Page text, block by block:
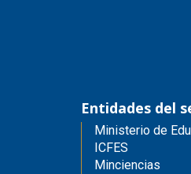
Entidades del
Ministerio de
ICFES
Minciencias